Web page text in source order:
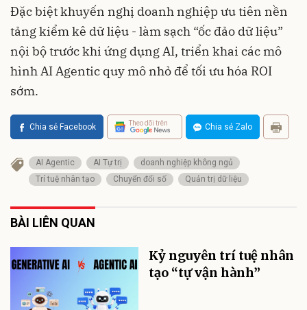
Đặc biệt khuyến nghị doanh nghiệp ưu tiên nền
tảng kiểm kê dữ liệu - làm sạch “ốc đảo dữ liệu”
nội bộ trước khi ứng dụng AI, triển khai các mô
hình AI Agentic quy mô nhỏ để tối ưu hóa ROI
sớm.
Chia sẻ Facebook Theo dõi trên Chia sẻ Zalo
AI Agentic AI Tự trị
doanh nghiệp không ngủ
Trí tuệ nhân tạo
Chuyển đổi số Quản trị dữ liệu
BÀI LIÊN QUAN
Kỷ nguyên trí tuệ nhân
tạo “tự vận hành”